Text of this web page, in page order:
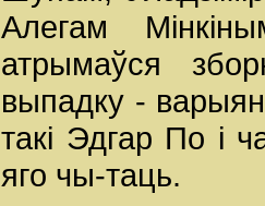
Алегам
атрымаўся
выпадку -
такі Эдгар По і
яго чы-таць.